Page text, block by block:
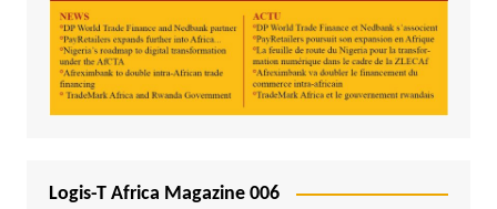
Logis-T Africa Magazine 006